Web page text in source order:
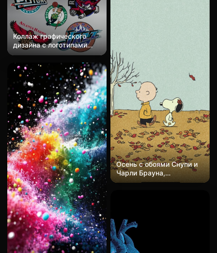
видимыми швами,
продолжающимися в
текстурированную
желтую ткань.
Гиперреалистичный, с
драматичным студийным
подчеркивающим
гладкие полированные
поверхности шлема на
фоне глубокого черного
цвета. Эстетика
коллекционных
предметов поп-культуры.
создавая эфирную и遥远
ную композицию,
отражающую
фантастическую и
спокойную характерную
сцену Студии Гибли.
Коллаж графического
дизайна с логотипами
известных спортивных
брендов и баскетбольных
команд,
расположенными на
светло-сером фоне.
Большой черный логотип
Nike доминирует в левом
верхнем углу. Винтажные
логотипы команд НБА,
включая Уорриорз,
Лейкерс, Гризлис,
Рэпторз, Пистонс,
Селтикс, Хоукс, Джаз и
официальный логотип
НБА, появляются в виде
цветных элементов,
похожих на стикеры, с
легкими тенями. Силуэт
черного Jumpman и
ретро-логотип медведя
Ванкувер Гризлис
добавляют визуальную
тяжесть. Плоский стиль
Осень с обоями Снупи и
Чарли Брауна,
классический стиль
обои в 2D стиле аниме